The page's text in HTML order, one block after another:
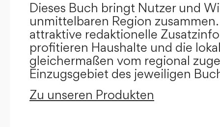
Dieses Buch bringt Nutzer und
unmittelbaren Region
attraktive redaktionelle
profitieren Haushalte und die
gleichermaßen vom regional
Einzugsgebiet des jeweiligen
Zu unseren Produkten